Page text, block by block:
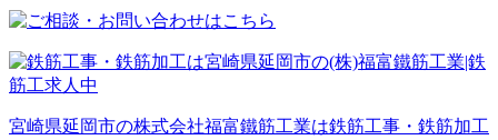
宮崎県延岡市の株式会社福富鐵筋工業は鉄筋工事・鉄筋加工